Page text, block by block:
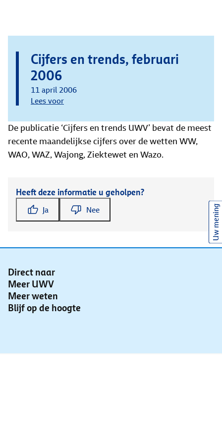
Cijfers en trends, februari
2006
11 april 2006
Lees voor
De publicatie ‘Cijfers en trends UWV’ bevat de meest
recente maandelijkse cijfers over de wetten WW,
WAO, WAZ, Wajong, Ziektewet en Wazo.
Heeft deze informatie u geholpen?
Ja Nee
Direct naar
Meer UWV
Meer weten
Blijf op de hoogte
Uw mening